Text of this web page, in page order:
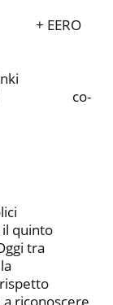
EERO
quinto
tra